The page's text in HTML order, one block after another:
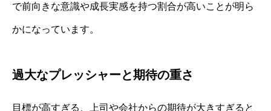
で前向きな意識や成長実感を持つ割合が高いことが明ら
かになっています。
過大なプレッシャーと期待の重さ
目標が高すぎる、上司や会社からの期待が大きすぎると